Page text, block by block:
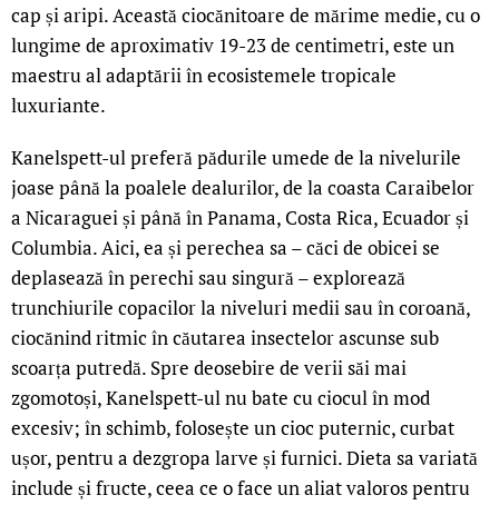
cap și aripi. Această ciocănitoare de mărime medie, cu o
lungime de aproximativ 19-23 de centimetri, este un
maestru al adaptării în ecosistemele tropicale
luxuriante.
Kanelspett-ul preferă pădurile umede de la nivelurile
joase până la poalele dealurilor, de la coasta Caraibelor
a Nicaraguei și până în Panama, Costa Rica, Ecuador și
Columbia. Aici, ea și perechea sa – căci de obicei se
deplasează în perechi sau singură – explorează
trunchiurile copacilor la niveluri medii sau în coroană,
ciocănind ritmic în căutarea insectelor ascunse sub
scoarța putredă. Spre deosebire de verii săi mai
zgomotoși, Kanelspett-ul nu bate cu ciocul în mod
excesiv; în schimb, folosește un cioc puternic, curbat
ușor, pentru a dezgropa larve și furnici. Dieta sa variată
include și fructe, ceea ce o face un aliat valoros pentru